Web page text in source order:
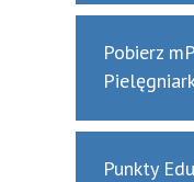
Pobierz
Punkty